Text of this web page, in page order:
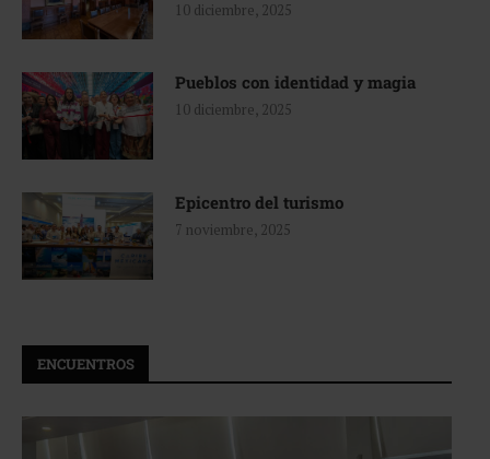
10 diciembre, 2025
Pueblos con identidad y magia
10 diciembre, 2025
Epicentro del turismo
7 noviembre, 2025
ENCUENTROS